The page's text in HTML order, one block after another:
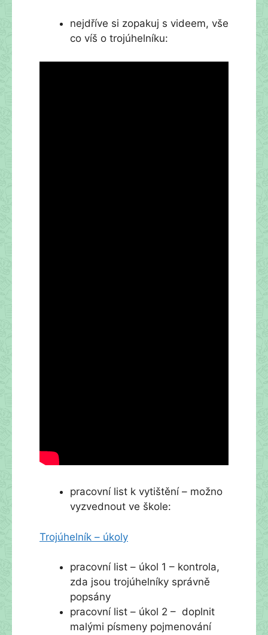
nejdříve si zopakuj s videem, vše
co víš o trojúhelníku:
pracovní list k vytištění – možno
vyzvednout ve škole:
Trojúhelník – úkoly
pracovní list – úkol 1 – kontrola,
zda jsou trojúhelníky správně
popsány
pracovní list – úkol 2 – doplnit
malými písmeny pojmenování